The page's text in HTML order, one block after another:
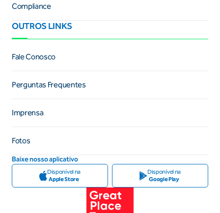
Compliance
OUTROS LINKS
Fale Conosco
Perguntas Frequentes
Imprensa
Fotos
Baixe nosso aplicativo
Disponível na
Apple Store
Disponível na
Google Play